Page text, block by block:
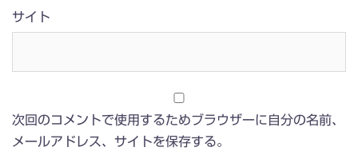
サイト
次回のコメントで使用するためブラウザーに自分の名前、
メールアドレス、サイトを保存する。